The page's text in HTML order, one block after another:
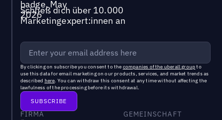
Schließ dich über 10.000
Marketingexpert:innen an
By clicking on subscribe you consent to the companies of the uberall groupto
use this data for email marketing on our products, services, and market trends as
described here. You can withdraw this consent at any time without affecting the
lawfulness of the processing before its withdrawal.
FIRMA
GEMEINSCHAFT